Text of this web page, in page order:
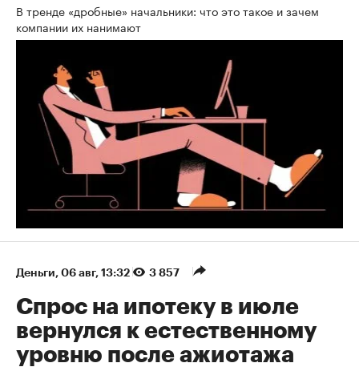
В тренде «дробные» начальники: что это такое и зачем
компании их нанимают
Деньги 06 авг, 13:32 3 857
Спрос на ипотеку в июле
вернулся к естественному
уровню после ажиотажа